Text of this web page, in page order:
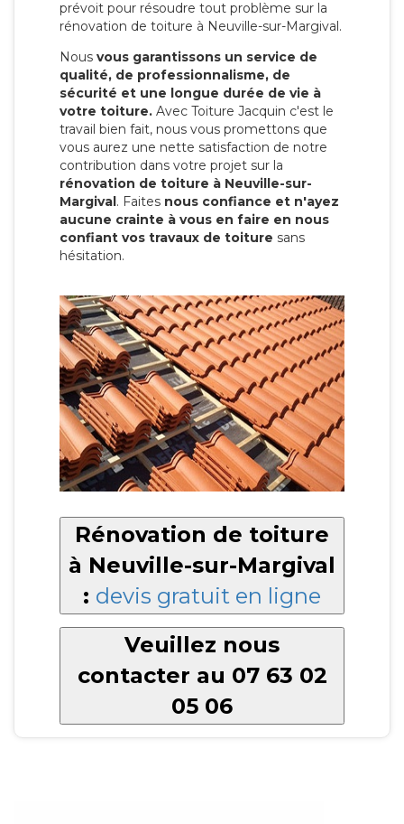
prévoit pour résoudre tout problème sur la
rénovation de toiture à Neuville-sur-Margival.
Nous vous garantissons un service de
qualité, de professionnalisme, de
sécurité et une longue durée de vie à
votre toiture. Avec Toiture Jacquin c'est le
travail bien fait, nous vous promettons que
vous aurez une nette satisfaction de notre
contribution dans votre projet sur la
rénovation de toiture à Neuville-sur-
Margival. Faites nous confiance et n'ayez
aucune crainte à vous en faire en nous
confiant vos travaux de toiture sans
hésitation.
Rénovation de toiture
à Neuville-sur-Margival
: devis gratuit en ligne
Veuillez nous
contacter au 07 63 02
05 06